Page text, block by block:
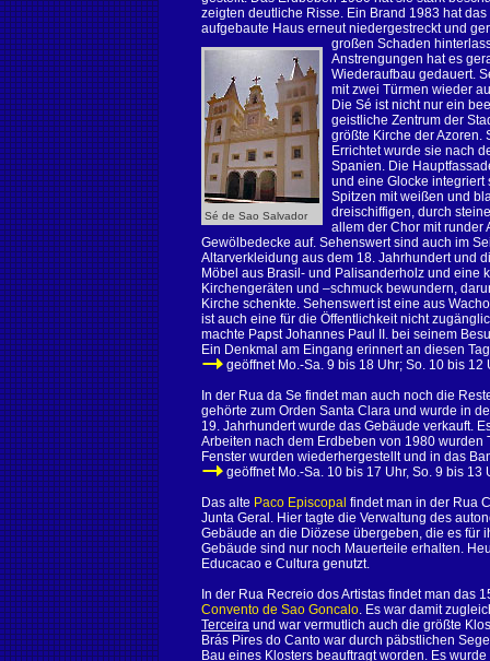
zeigten deutliche Risse. Ein Brand 1983 hat
aufgebaute Haus erneut niedergestreckt und
großen Schaden
Sé de Sao Salvador
Anstrengungen hat es
Wiederaufbau gedauert.
mit zwei Türmen wieder
Die Sé ist nicht nur ein
geistliche Zentrum der
größte Kirche der Azoren.
Errichtet wurde sie nach
Spanien. Die
und eine Glocke integriert
Spitzen mit weißen und
dreischiffigen, durch
allem der Chor mit runder
Gewölbedecke auf. Sehenswert sind auch im
Altarverkleidung aus dem 18. Jahrhundert und
Möbel aus Brasil- und Palisanderholz und eine
Kirchengeräten und –schmuck bewundern,
Kirche schenkte. Sehenswert ist eine aus
ist auch eine für die Öffentlichkeit nicht
machte Papst Johannes Paul II. bei seinem
Ein Denkmal am Eingang erinnert an diesen
geöffnet Mo.-Sa. 9 bis 18 Uhr; So. 10 bis 12
In der Rua da Se findet man auch noch die
gehörte zum Orden Santa Clara und wurde in
19. Jahrhundert wurde das Gebäude verkauft.
Arbeiten nach dem Erdbeben von 1980
Fenster wurden wiederhergestellt und in das
geöffnet Mo.-Sa. 10 bis 17 Uhr, So. 9 bis 13
Das alte Paco Episcopal findet man in der Rua
Junta Geral. Hier tagte die Verwaltung des
Gebäude an die Diözese übergeben, die es für
Gebäude sind nur noch Mauerteile erhalten.
Educacao e Cultura genutzt.
In der Rua Recreio dos Artistas findet man das
Convento de Sao Goncalo. Es war damit
Terceira und war vermutlich auch die größte
Brás Pires do Canto war durch päbstlichen
Bau eines Klosters beauftragt worden. Es